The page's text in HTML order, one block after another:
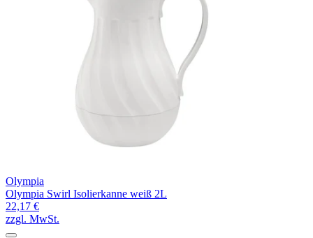
Olympia
Olympia Swirl Isolierkanne weiß 2L
22,17 €
zzgl. MwSt.